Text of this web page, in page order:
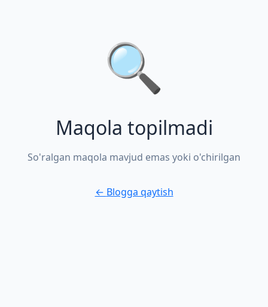
🔍
Maqola topilmadi
So'ralgan maqola mavjud emas yoki o'chirilgan
← Blogga qaytish